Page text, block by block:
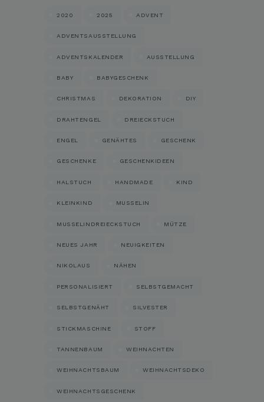
2020 2025 ADVENT
ADVENTSAUSSTELLUNG
ADVENTSKALENDER AUSSTELLUNG
BABY BABYGESCHENK
CHRISTMAS DEKORATION DIY
DRAHTENGEL DREIECKSTUCH
ENGEL GENÄHTES GESCHENK
GESCHENKE GESCHENKIDEEN
HALSTUCH HANDMADE KIND
KLEINKIND MUSSELIN
MUSSELINDREIECKSTUCH MÜTZE
NEUES JAHR NEUIGKEITEN
NIKOLAUS NÄHEN
PERSONALISIERT SELBSTGEMACHT
SELBSTGENÄHT SILVESTER
STICKMASCHINE STOFF
TANNENBAUM WEIHNACHTEN
WEIHNACHTSBAUM WEIHNACHTSDEKO
WEIHNACHTSGESCHENK